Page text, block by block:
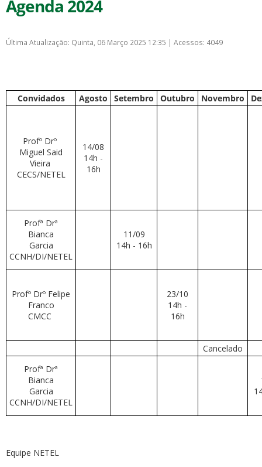
Agenda 2024
Última Atualização: Quinta, 06 Março 2025 12:35 | Acessos: 4049
Convidados Agosto Setembro Outubro Novembro
Profº Drº
Miguel Said
Vieira
CECS/NETEL
14/08
14h -
16h
Profª Drª
Bianca
Garcia
CCNH/DI/NETEL
11/09
14h - 16h
Profº Drº Felipe
Franco
CMCC
23/10
14h -
16h
Cancelado
Profª Drª
Bianca
Garcia
CCNH/DI/NETEL
Equipe NETEL